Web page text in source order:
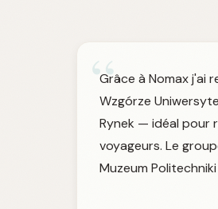
“
Grâce à Nomax j'ai
Wzgórze
Rynek — idéal pour
voyageurs. Le
Muzeum